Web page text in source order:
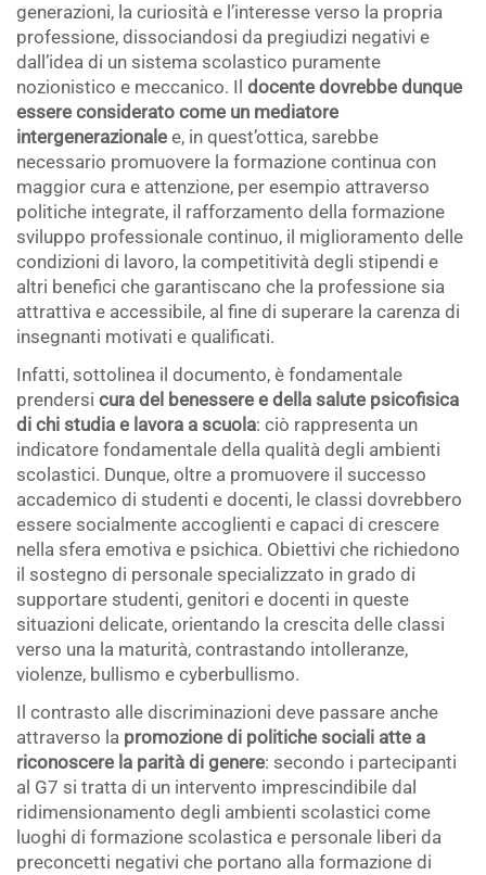
generazioni, la curiosità e l’interesse verso la propria
professione, dissociandosi da pregiudizi negativi e
dall’idea di un sistema scolastico puramente
nozionistico e meccanico. Il docente dovrebbe dunque
essere considerato come un mediatore
intergenerazionale e, in quest’ottica, sarebbe
necessario promuovere la formazione continua con
maggior cura e attenzione, per esempio attraverso
politiche integrate, il rafforzamento della formazione
sviluppo professionale continuo, il miglioramento delle
condizioni di lavoro, la competitività degli stipendi e
altri benefici che garantiscano che la professione sia
attrattiva e accessibile, al fine di superare la carenza di
insegnanti motivati e qualificati.
Infatti, sottolinea il documento, è fondamentale
prendersi cura del benessere e della salute psicofisica
di chi studia e lavora a scuola: ciò rappresenta un
indicatore fondamentale della qualità degli ambienti
scolastici. Dunque, oltre a promuovere il successo
accademico di studenti e docenti, le classi dovrebbero
essere socialmente accoglienti e capaci di crescere
nella sfera emotiva e psichica. Obiettivi che richiedono
il sostegno di personale specializzato in grado di
supportare studenti, genitori e docenti in queste
situazioni delicate, orientando la crescita delle classi
verso una la maturità, contrastando intolleranze,
violenze, bullismo e cyberbullismo.
Il contrasto alle discriminazioni deve passare anche
attraverso la promozione di politiche sociali atte a
riconoscere la parità di genere: secondo i partecipanti
al G7 si tratta di un intervento imprescindibile dal
ridimensionamento degli ambienti scolastici come
luoghi di formazione scolastica e personale liberi da
preconcetti negativi che portano alla formazione di